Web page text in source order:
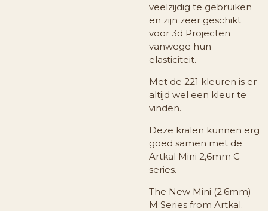
veelzijdig te gebruiken
en zijn zeer geschikt
voor 3d Projecten
vanwege hun
elasticiteit.
Met de 221 kleuren is er
altijd wel een kleur te
vinden.
Deze kralen kunnen erg
goed samen met de
Artkal Mini 2,6mm C-
series.
The New Mini (2.6mm)
M Series from Artkal.